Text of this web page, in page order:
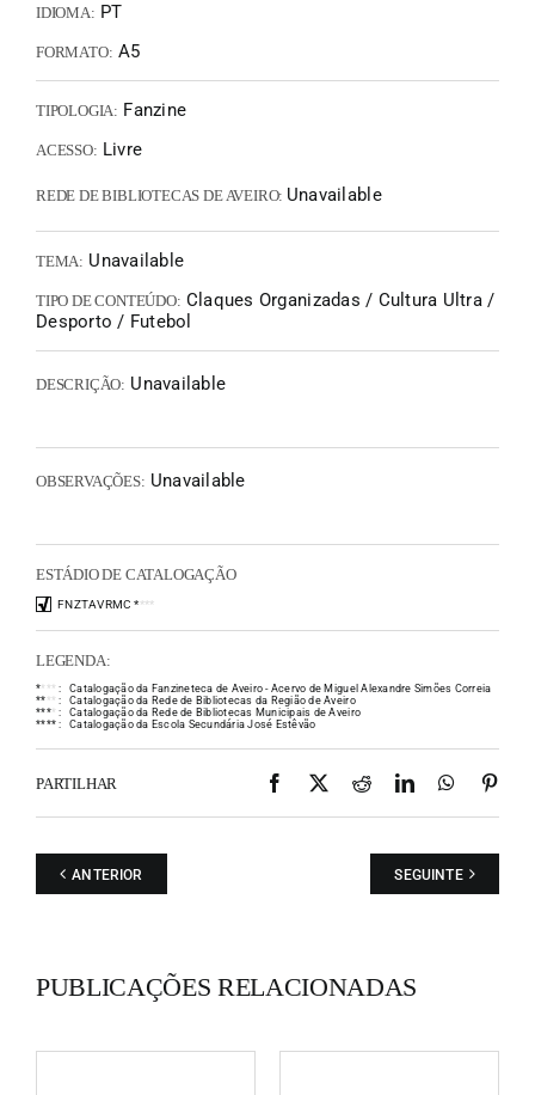
IDIOMA: PT
FORMATO: A5
TIPOLOGIA: Fanzine
ACESSO: Livre
REDE DE BIBLIOTECAS DE AVEIRO: Unavailable
TEMA: Unavailable
TIPO DE CONTEÚDO: Claques Organizadas / Cultura Ultra /
Desporto / Futebol
DESCRIÇÃO: Unavailable
OBSERVAÇÕES: Unavailable
ESTÁDIO DE CATALOGAÇÃO
FNZTAVRMC ****
LEGENDA:
** * * :
Catalogação da Fanzineteca de Aveiro - Acervo de Miguel Alexandre Simões Correia
** * * :
Catalogação da Rede de Bibliotecas da Região de Aveiro
**** :
Catalogação da Rede de Bibliotecas Municipais de Aveiro
**** : Catalogação da Escola Secundária José Estêvão
PARTILHAR Facebook
X RedditLinkedIn
ANTERIOR SEGUINTE
PUBLICAÇÕES RELACIONADAS